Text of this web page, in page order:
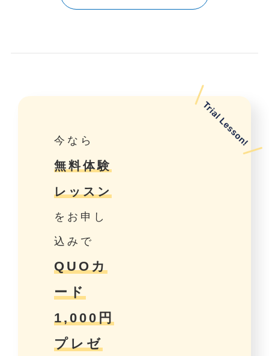
今なら
無料体験
レッスン
をお申し
込みで
QUOカ
ード
1,000円
プレゼ